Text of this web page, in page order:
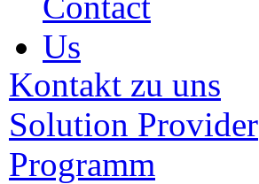
Kontakt zu uns
Solution Provider
Programm